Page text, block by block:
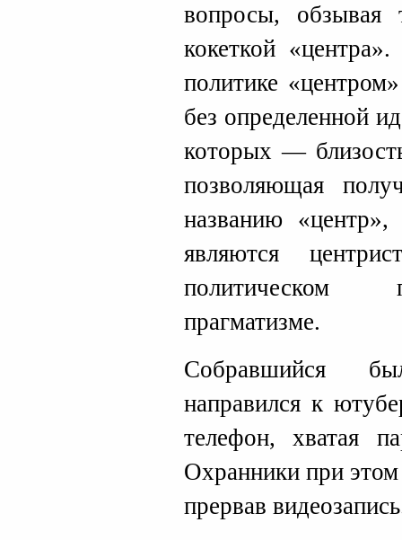
вопросы, обзывая
кокеткой
политике
без определенной
которых —
позволяющая
названию «центр»,
являются
политическом
прагматизме.
Собравшийся
направился к
телефон, хватая
Охранники при этом
прервав